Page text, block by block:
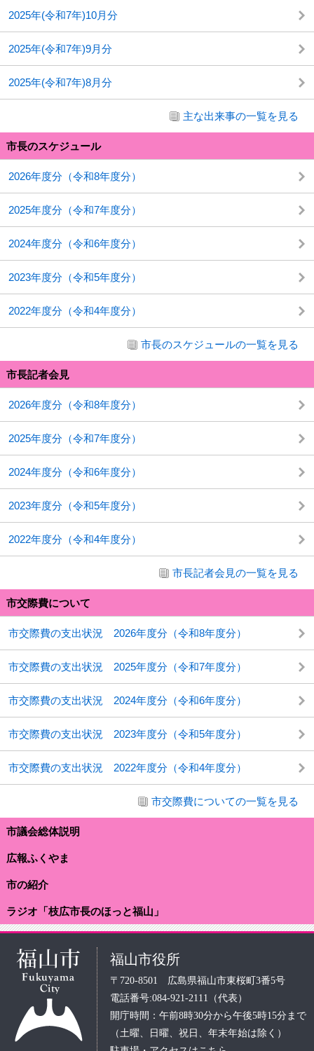
2025年(令和7年)10月分
2025年(令和7年)9月分
2025年(令和7年)8月分
主な出来事の一覧を見る
市長のスケジュール
2026年度分（令和8年度分）
2025年度分（令和7年度分）
2024年度分（令和6年度分）
2023年度分（令和5年度分）
2022年度分（令和4年度分）
市長のスケジュールの一覧を見る
市長記者会見
2026年度分（令和8年度分）
2025年度分（令和7年度分）
2024年度分（令和6年度分）
2023年度分（令和5年度分）
2022年度分（令和4年度分）
市長記者会見の一覧を見る
市交際費について
市交際費の支出状況 2026年度分（令和8年度分）
市交際費の支出状況 2025年度分（令和7年度分）
市交際費の支出状況 2024年度分（令和6年度分）
市交際費の支出状況 2023年度分（令和5年度分）
市交際費の支出状況 2022年度分（令和4年度分）
市交際費についての一覧を見る
市議会総体説明
広報ふくやま
市の紹介
ラジオ「枝広市長のほっと福山」
福山市役所
〒720-8501 広島県福山市東桜町3番5号
電話番号:084-921-2111（代表）
開庁時間：午前8時30分から午後5時15分まで
（土曜、日曜、祝日、年末年始は除く）